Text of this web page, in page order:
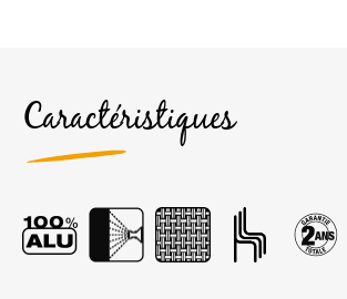
Caractéristiques